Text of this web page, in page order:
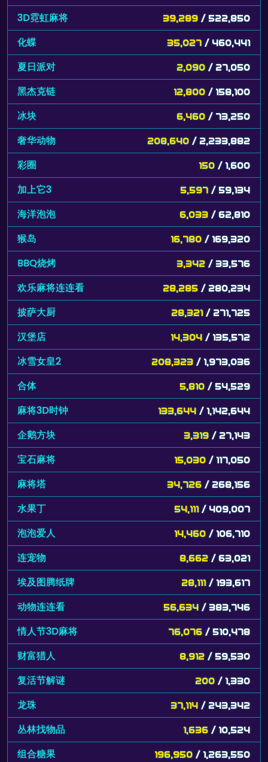
3D霓虹麻将 39,289 / 522,850
化蝶 35,027 / 460,441
夏日派对 2,090 / 27,050
黑杰克链 12,800 / 158,100
冰块 6,460 / 73,250
奢华动物 208,640 / 2,233,882
彩圈 150 / 1,600
加上它3 5,597 / 59,134
海洋泡泡 6,033 / 62,810
猴岛 16,780 / 169,320
BBQ烧烤 3,342 / 33,576
欢乐麻将连连看 28,285 / 280,234
披萨大厨 28,321 / 271,725
汉堡店 14,304 / 135,572
冰雪女皇2 208,323 / 1,973,036
合体 5,810 / 54,529
麻将3D时钟 133,644 / 1,142,644
企鹅方块 3,319 / 27,143
宝石麻将 15,030 / 117,050
麻将塔 34,726 / 268,156
水果丁 54,111 / 409,007
泡泡爱人 14,460 / 106,710
连宠物 8,662 / 63,021
埃及图腾纸牌 28,111 / 193,617
动物连连看 56,634 / 383,746
情人节3D麻将 76,076 / 510,478
财富猎人 8,912 / 59,530
复活节解谜 200 / 1,330
龙珠 37,114 / 243,342
丛林找物品 1,636 / 10,524
组合糖果 196,950 / 1,263,550